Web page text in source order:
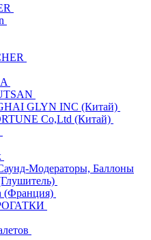
GLYN INC (Китай)
Co,Ltd (Китай)
Модераторы, Баллоны
(Франция)